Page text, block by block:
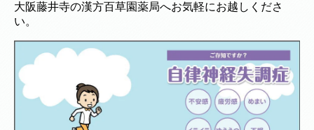
大阪藤井寺の漢方百草園薬局へお気軽にお越しくださ
い。